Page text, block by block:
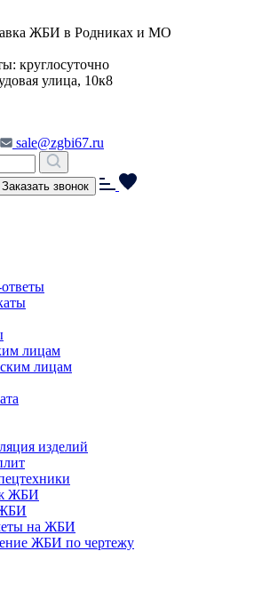
ЖБИ в Родниках и МО
круглосуточно
улица, 10к8
sale@zgbi67.ru
Заказать звонок
лицам
лицам
изделий
ЖБИ
на ЖБИ
ЖБИ по чертежу